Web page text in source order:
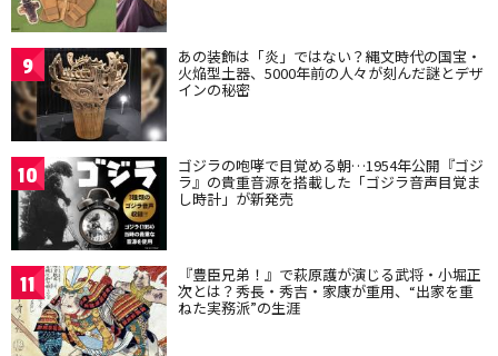
9 あの装飾は「炎」ではない？縄文時代の国宝・
火焔型土器、5000年前の人々が刻んだ謎とデザ
インの秘密
10 ゴジラの咆哮で目覚める朝…1954年公開『ゴジ
ラ』の貴重音源を搭載した「ゴジラ音声目覚ま
し時計」が新発売
11 『豊臣兄弟！』で萩原護が演じる武将・小堀正
次とは？秀長・秀吉・家康が重用、“出家を重
ねた実務派”の生涯